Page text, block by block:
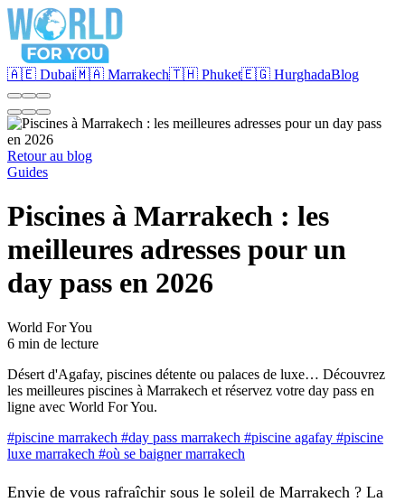
🇦🇪 Dubai🇲🇦 Marrakech🇹🇭 Phuket🇪🇬 HurghadaBlog
Retour au blog
Guides
Piscines à Marrakech : les
meilleures adresses pour un
day pass en 2026
World For You
6 min de lecture
Désert d'Agafay, piscines détente ou palaces de luxe… Découvrez
les meilleures piscines à Marrakech et réservez votre day pass en
ligne avec World For You.
#piscine marrakech #day pass marrakech #piscine agafay #piscine
luxe marrakech #où se baigner marrakech
Envie de vous rafraîchir sous le soleil de Marrakech ? La